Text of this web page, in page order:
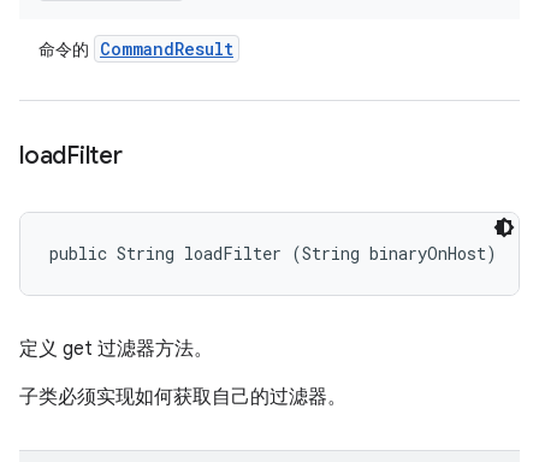
命令的 CommandResult
loadFilter
public String loadFilter (String binaryOnHost)
定义 get 过滤器方法。
子类必须实现如何获取自己的过滤器。